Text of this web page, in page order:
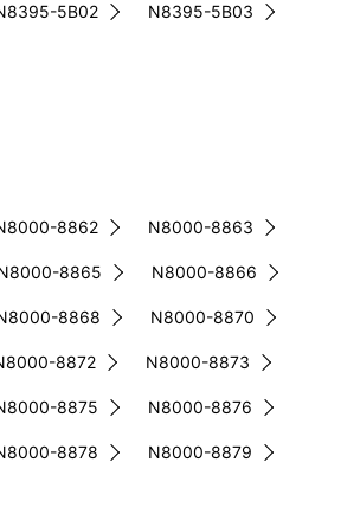
5B02 N8395-5B03
8862 N8000-8863
8865 N8000-8866
8868 N8000-8870
8872 N8000-8873
8875 N8000-8876
8878 N8000-8879